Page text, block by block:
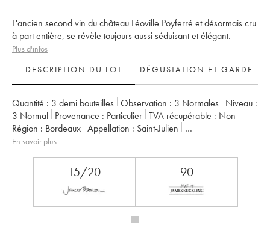
L'ancien second vin du château Léoville Poyferré et désormais cru
à part entière, se révèle toujours aussi séduisant et élégant.
Plus d'infos
DESCRIPTION DU LOT
DÉGUSTATION ET GARDE
Quantité : 3 demi bouteilles Observation : 3 Normales
Niveau :
3 Normal Provenance : particulier TVA récupérable :
non
Région :
Bordeaux Appellation :
Saint-Julien
Propriétaire :
En savoir plus...
15/20 90